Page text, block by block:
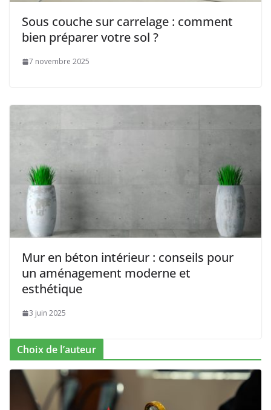
Sous couche sur carrelage : comment
bien préparer votre sol ?
7 novembre 2025
Mur en béton intérieur : conseils pour
un aménagement moderne et
esthétique
3 juin 2025
Choix de l’auteur